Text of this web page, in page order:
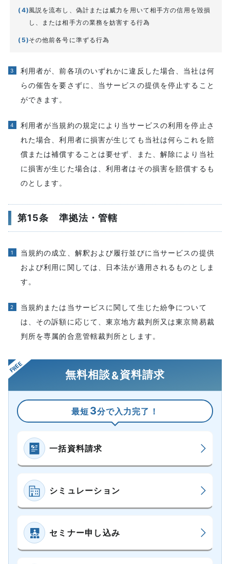
風説を流布し、偽計または威力を用いて相手方の信用を毀損
し、または相手方の業務を妨害する行為
その他前各号に準ずる行為
利用者が、前各項のいずれかに違反した場合、当社は何
らの催告を要さずに、当サービスの提供を停止すること
ができます。
利用者が当規約の規定により当サービスの利用を停止さ
れた場合、利用者に損害が生じても当社は何らこれを賠
償または補償することは要せず、また、解除により当社
に損害が生じた場合は、利用者はその損害を賠償するも
のとします。
第15条 準拠法・管轄
当規約の成立、解釈および履行並びに当サービスの提供
および利用に関しては、日本法が適用されるものとしま
す。
当規約または当サービスに関して生じた紛争について
は、その訴額に応じて、東京地方裁判所又は東京簡易裁
判所を専属的合意管轄裁判所とします。
無料相談&資料請求
最短3分で入力完了！
一括資料請求
シミュレーション
セミナー申し込み